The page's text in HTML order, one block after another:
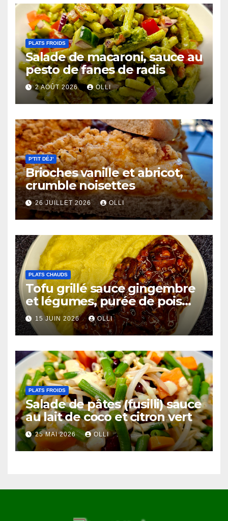
PLATS FROIDS
Salade de macaroni, sauce au
pesto de fanes de radis
2 AOÛT 2026 OLLI
P'TIT DÉJ'
Brioches vanille et abricot,
crumble noisettes
26 JUILLET 2026 OLLI
PLATS CHAUDS
Tofu grillé sauce gingembre
et légumes, purée de pois
chiches et côtes de chou-
fleur au miso
15 JUIN 2026 OLLI
PLATS FROIDS
Salade de pâtes (fusilli) sauce
au lait de coco et citron vert
25 MAI 2026 OLLI